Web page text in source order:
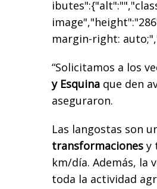
margin-right:
“Solicitamos a los
y Esquina que den
aseguraron.
Las langostas son
transformaciones y
km/día. Además, la
toda la actividad